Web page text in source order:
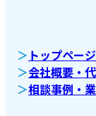
＞ トップページ
＞会社概要・
＞相談事例・